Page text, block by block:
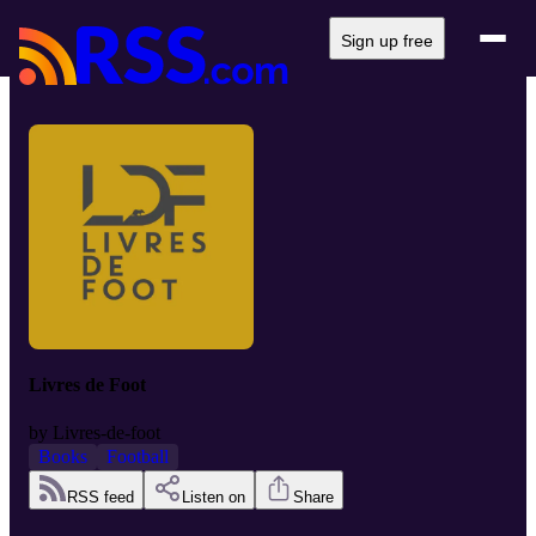
Sign up free
Livres de Foot
by Livres-de-foot
Books
Football
RSS feed Listen on Share